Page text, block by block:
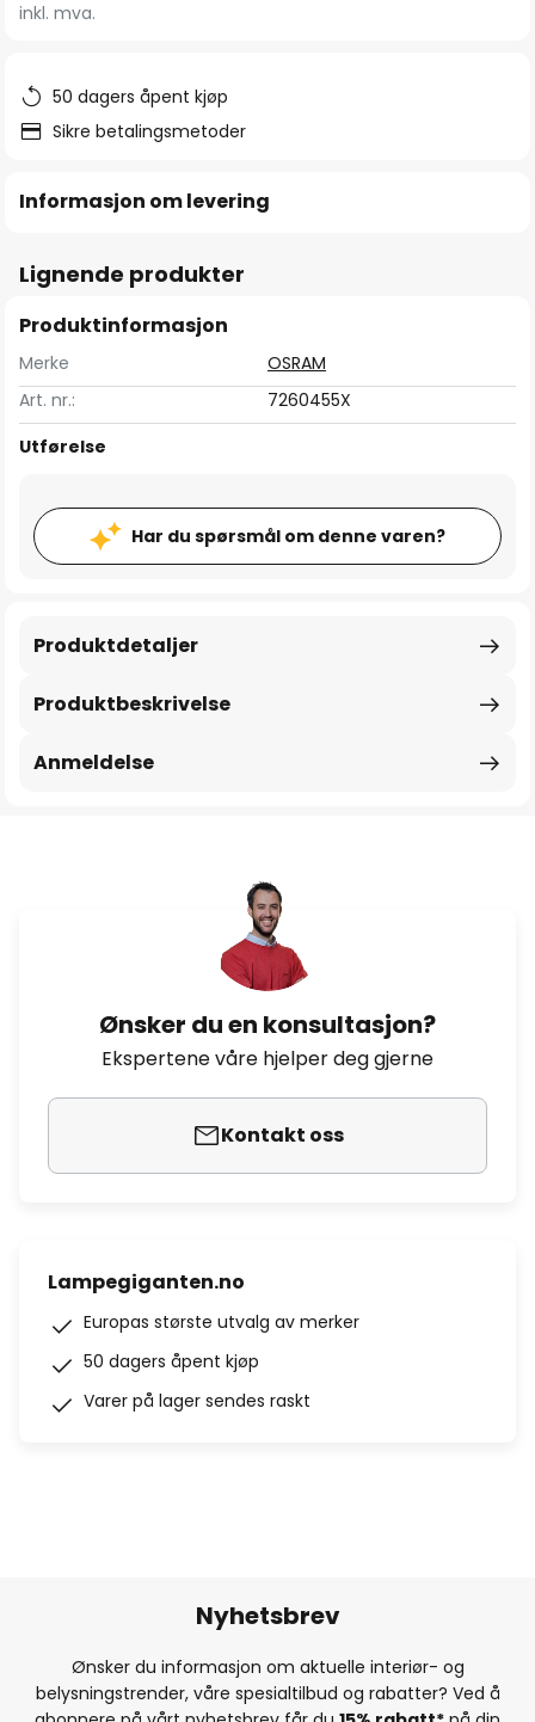
bildegalleri
inkl. mva.
50 dagers åpent kjøp
Sikre betalingsmetoder
Informasjon om levering
Lignende produkter
Produktinformasjon
Merke
OSRAM
Art. nr.:
7260455X
Utførelse
Har du spørsmål om denne varen?
Produktbeskrivelse
Produktdetaljer
Anmeldelse
Ønsker du en konsultasjon?
Ekspertene våre hjelper deg gjerne
Kontakt oss
Lampegiganten.no
Europas største utvalg av merker
50 dagers åpent kjøp
Varer på lager sendes raskt
Nyhetsbrev
Ønsker du informasjon om aktuelle interiør- og
belysningstrender, våre spesialtilbud og rabatter? Ved å